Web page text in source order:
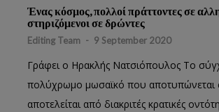
Ένας κόσμος, πολλοί πράττοντες σε
στηριζόμενοι σε δρώντες
Editing Team - 9 September 2020
Γράφει ο Ηρακλής Νατσιόπουλος Το
πολύχρωμο μωσαϊκό που αποτυπώνεται
αποτελείται από διακριτές κρατικές